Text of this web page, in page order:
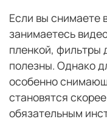
Если вы снимаете
занимаетесь
пленкой, фильтры
полезны. Однако
особенно
становятся
обязательным